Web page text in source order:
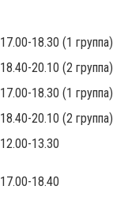
17.00-18.30 (1 группа)
18.40-20.10 (2 группа)
17.00-18.30 (1 группа)
18.40-20.10 (2 группа)
12.00-13.30
17.00-18.40